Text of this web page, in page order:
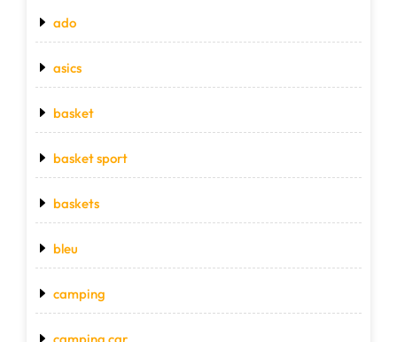
ado
asics
basket
basket sport
baskets
bleu
camping